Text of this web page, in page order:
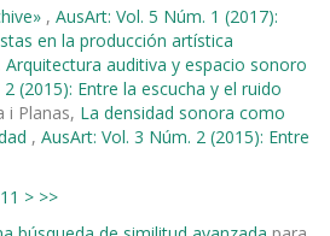
, AusArt: Vol. 5 Núm. 1 (2017):
en la producción artística
Arquitectura auditiva y espacio sonoro
(2015): Entre la escucha y el ruido
i Planas, La densidad sonora como
, AusArt: Vol. 3 Núm. 2 (2015): Entre
11 > >>